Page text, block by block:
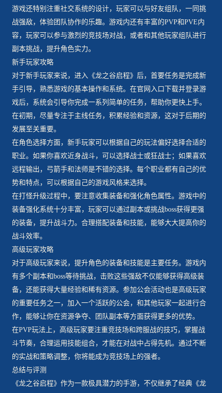
游戏还特别注重社交系统的设计，玩家可以与好友组队，一同挑
战强敌，体验团队协作的乐趣。游戏内还有丰富的PVP和PVE内
容，玩家可以参与激烈的竞技场对战，或者和其他玩家组队进行
副本挑战，提升角色实力。
新手玩家攻略
对于新手玩家来说，进入《龙之谷启程》后，首要任务是完成新
手引导，熟悉游戏的基本操作和系统。在官网入口下载并登录游
戏后，系统会引导你完成一系列简单的任务，帮助你更快上手。
在初期，尽量专注于主线任务，积累经验和资源，这对于后期的
发展至关重要。
在角色选择方面，新手玩家可以根据自己的玩法偏好选择合适的
职业。如果你喜欢近身战斗，可以选择战士或狂战士；如果喜欢
远程输出，弓箭手和法师是不错的选择。每个职业都有自己的优
势和特点，可以根据自己的游戏风格来选择。
在打怪升级过程中，要注意收集装备和强化角色属性。游戏中的
装备强化系统十分丰富，玩家可以通过副本或挑战boss获得更强
的装备，提升战斗力。合理搭配装备和技能，能够大大提高你的
战斗效率。
高级玩家攻略
对于高级玩家来说，提升角色的装备和技能是主要任务。游戏内
有多个副本和boss等待挑战，击败这些强敌不仅能够获得高级装
备，还能获得大量经验和稀有资源。参加公会活动也是高级玩家
的重要任务之一，加入一个活跃的公会，和其他玩家一起进行合
作，能够让你在资源争夺、团队副本等方面获得更多的优势。
在PVP玩法上，高级玩家要注重竞技场和跨服战的技巧，掌握战
斗节奏，合理运用技能组合，才能在对战中占得先机。通过不断
的实战和策略调整，你将能成为竞技场上的强者。
总结与评测
《龙之谷启程》作为一款极具潜力的手游，不仅继承了经典《龙